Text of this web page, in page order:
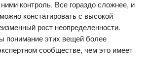
контроль. Все гораздо сложнее, и
констатировать с высокой
рост неопределенности.
понимание этих вещей более
сообществе, чем это имеет